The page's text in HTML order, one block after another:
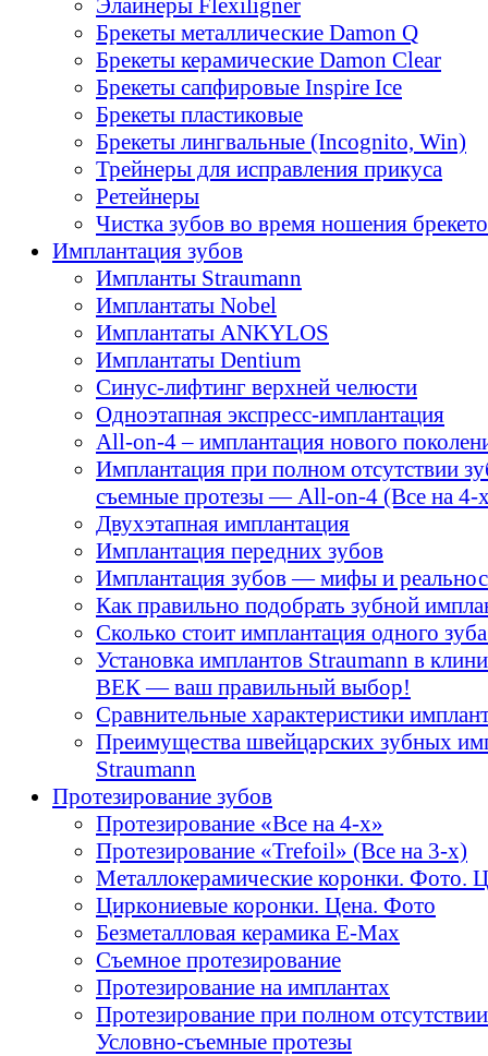
Элайнеры Flexiligner
Брекеты металлические Damon Q
Брекеты керамические Damon Clear
Брекеты сапфировые Inspire Ice
Брекеты пластиковые
Брекеты лингвальные (Incognito, Win)
Трейнеры для исправления прикуса
Ретейнеры
Чистка зубов во время ношения
Имплантация зубов
Импланты Straumann
Имплантаты Nobel
Имплантаты ANKYLOS
Имплантаты Dentium
Синус-лифтинг верхней челюсти
Одноэтапная экспресс-имплантация
All-on-4 – имплантация нового
Имплантация при полном отсутствии
съемные протезы — All-on-4 (Все на 4-
Двухэтапная имплантация
Имплантация передних зубов
Имплантация зубов — мифы и
Как правильно подобрать зубной
Сколько стоит имплантация одного
Установка имплантов Straumann в
ВЕК — ваш правильный выбор!
Сравнительные характеристики
Преимущества швейцарских зубных
Straumann
Протезирование зубов
Протезирование «Все на 4-х»
Протезирование «Trefoil» (Все на 3-х)
Металлокерамические коронки. Фото.
Циркониевые коронки. Цена. Фото
Безметалловая керамика E-Max
Cъемное протезирование
Протезирование на имплантах
Протезирование при полном
Условно-съемные протезы